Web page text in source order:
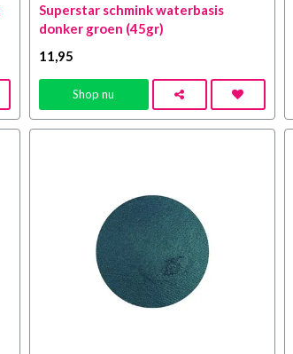
Superstar schmink waterbasis
donker groen (45gr)
11 ,95
Shop nu